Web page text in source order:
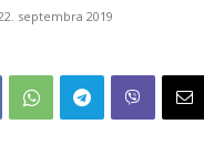
septembra 2019